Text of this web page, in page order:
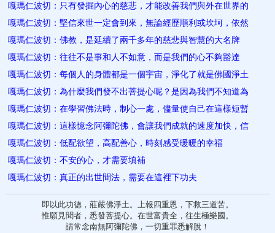
嘎瑪仁波切：只有發掘內心的慈悲，才能改善我們與外在世界的
嘎瑪仁波切：堅信來世一定會到來，無論經歷順利或坎坷，依然
嘎瑪仁波切：佛教，是延續了兩千多年的慈悲與智慧的大名牌
嘎瑪仁波切：往往不是事和人不如意，而是我們的心不夠豁達
嘎瑪仁波切：每個人的身體都是一個宇宙，淨化了就是佛國淨土
嘎瑪仁波切：為什麼我們發不出菩提心呢？是因為我們不知道為
嘎瑪仁波切：在學習佛法時，制心一處，儘量使自己在這樣短暫
嘎瑪仁波切：這樣憶念阿彌陀佛，會讓我們成就的速度加快，信
嘎瑪仁波切：低配欲望，高配善心，時刻感受暖暖的幸福
嘎瑪仁波切：不安的心，才需要填補
嘎瑪仁波切：真正的出世間法，需要在這裡下功夫
即以此功德，莊嚴佛淨土。上報四重恩，下救三道苦。
惟願見聞者，悉發菩提心。在世富貴全，往生極樂國。
請常念南無阿彌陀佛，一切重罪悉解脫！